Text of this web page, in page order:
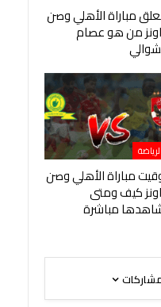
مباراة الأهلي وصن
من هو عصام
الرياضة
مباراة الأهلي وصن
كيف ومتى
مباشرة